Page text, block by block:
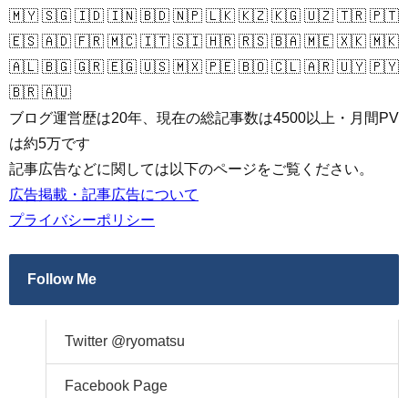
🇲🇾 🇸🇬 🇮🇩 🇮🇳 🇧🇩 🇳🇵 🇱🇰 🇰🇿 🇰🇬 🇺🇿 🇹🇷 🇵🇹
🇪🇸 🇦🇩 🇫🇷 🇲🇨 🇮🇹 🇸🇮 🇭🇷 🇷🇸 🇧🇦 🇲🇪 🇽🇰 🇲🇰
🇦🇱 🇧🇬 🇬🇷 🇪🇬 🇺🇸 🇲🇽 🇵🇪 🇧🇴 🇨🇱 🇦🇷 🇺🇾 🇵🇾
🇧🇷 🇦🇺
ブログ運営歴は20年、現在の総記事数は4500以上・月間PV
は約5万です
記事広告などに関しては以下のページをご覧ください。
広告掲載・記事広告について
プライバシーポリシー
Follow Me
Twitter @ryomatsu
Facebook Page